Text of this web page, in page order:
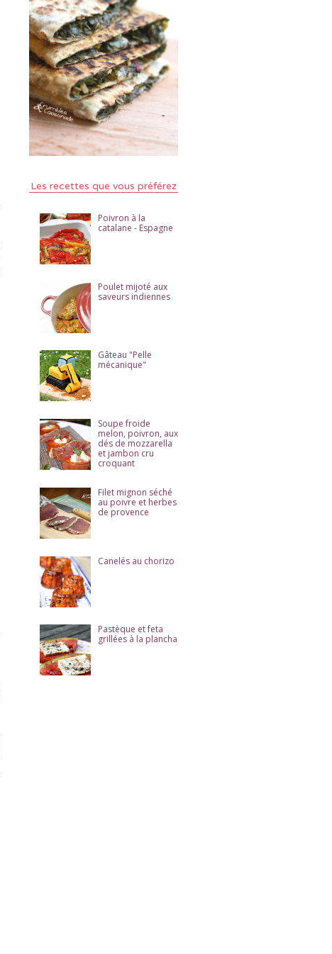
Les recettes que vous préférez
Poivron à la
catalane - Espagne
Poulet mijoté aux
saveurs indiennes
Gâteau "Pelle
mécanique"
Soupe froide
melon, poivron, aux
dés de mozzarella
et jambon cru
croquant
Filet mignon séché
au poivre et herbes
de provence
Canelés au chorizo
Pastèque et feta
grillées à la plancha